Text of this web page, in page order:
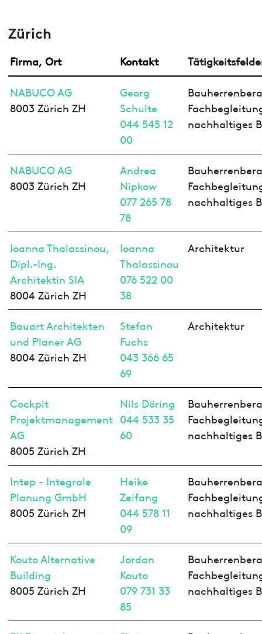
Zürich
Firma, Ort Kontakt
NABUCO AG
8003 Zürich ZH
Georg
Schulte
044 545 12
00
nachhaltiges
NABUCO AG
8003 Zürich ZH
Andrea
Nipkow
077 265 78
78
nachhaltiges
Ioanna Thalassinou,
Dipl.-Ing.
Architektin SIA
8004 Zürich ZH
Ioanna
Thalassinou
076 522 00
38
Architektur
Bauart Architekten
und Planer AG
8004 Zürich ZH
Stefan
Fuchs
043 366 65
69
Architektur
Cockpit
Projektmanagement
AG
8005 Zürich ZH
Nils Döring
044 533 35
60
nachhaltiges
Intep - Integrale
Planung GmbH
8005 Zürich ZH
Heike
Zeifang
044 578 11
09
nachhaltiges
Kouto Alternative
Building
8005 Zürich ZH
Jordan
Kouto
079 731 33
85
nachhaltiges